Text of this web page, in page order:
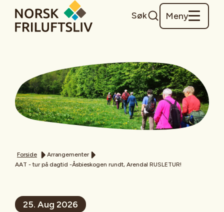
Søk Meny
Forside
Arrangementer
AAT - tur på dagtid -Åsbieskogen rundt, Arendal RUSLETUR!
25. Aug 2026